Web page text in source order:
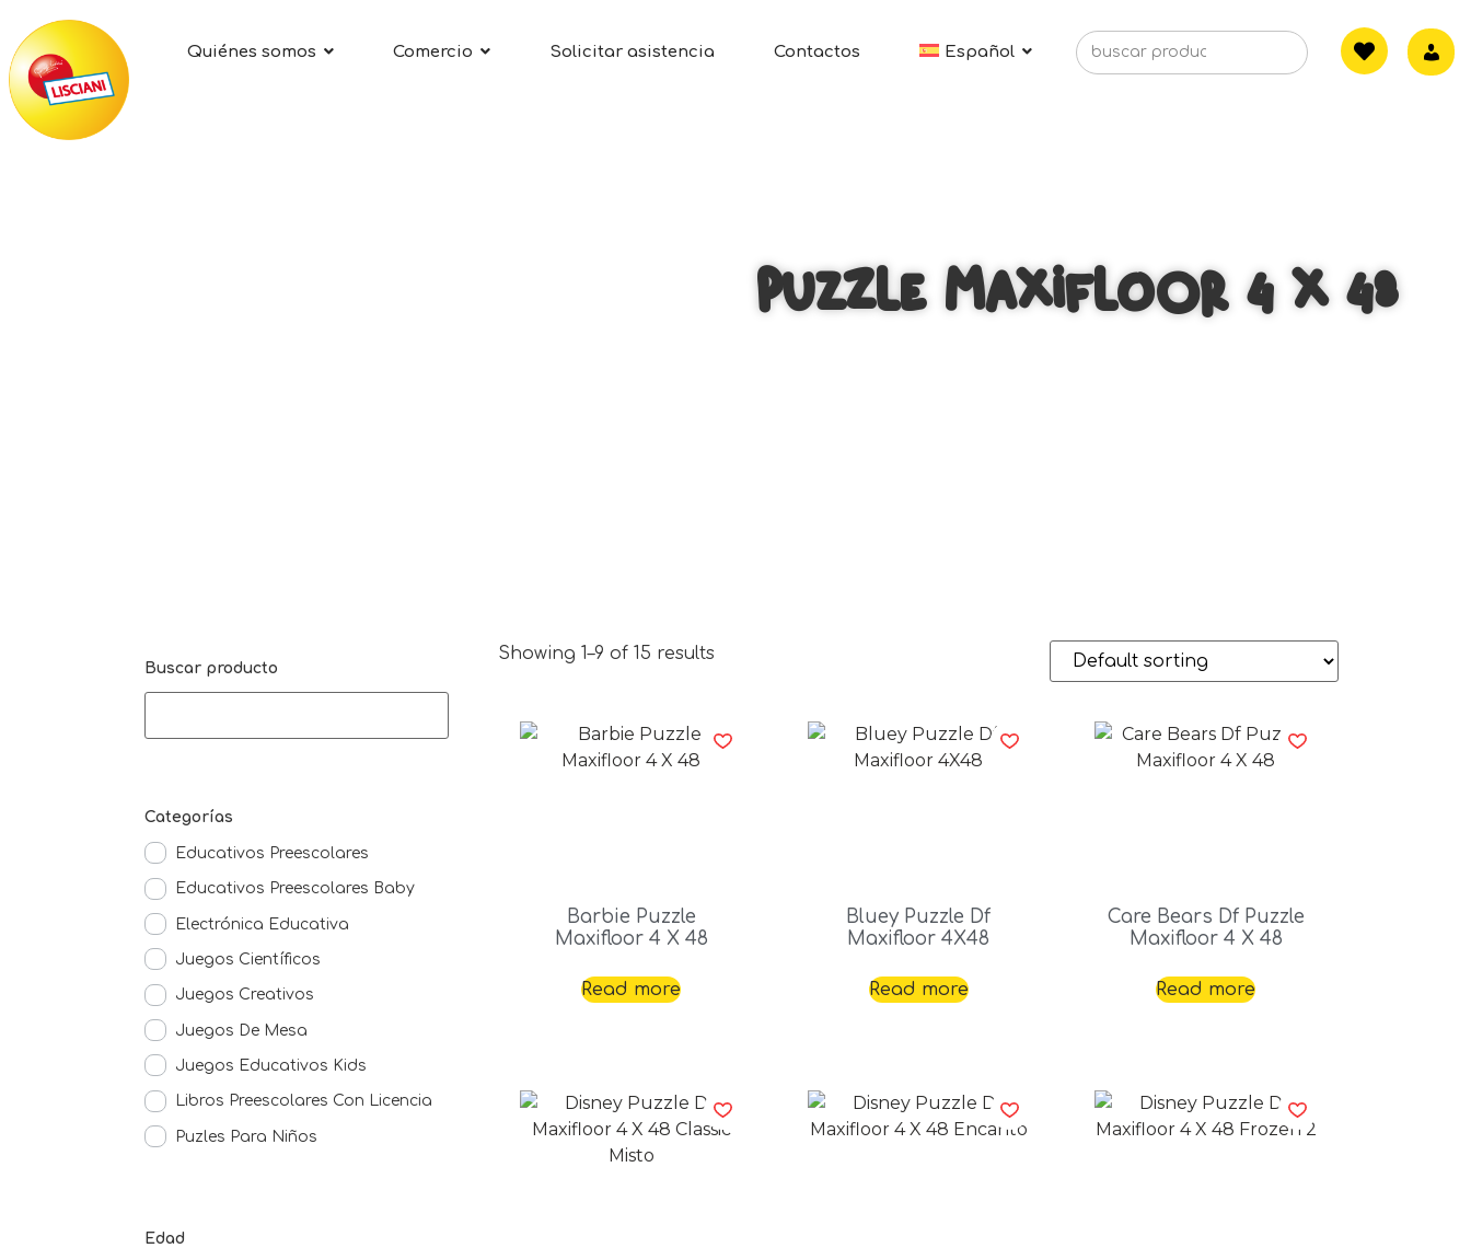
Quiénes somos Comercio Solicitar asistencia Contactos Español
Puzzle Maxifloor 4 x 48
Buscar producto
Categorías
Educativos Preescolares
Educativos Preescolares Baby
Electrónica Educativa
Juegos Científicos
Juegos Creativos
Juegos De Mesa
Juegos Educativos Kids
Libros Preescolares Con Licencia
Puzles Para Niños
Edad
Showing 1–9 of 15 results
Barbie Puzzle
Maxifloor 4 X 48
Read more
Bluey Puzzle Df
Maxifloor 4X48
Read more
Care Bears Df Puzzle
Maxifloor 4 X 48
Read more